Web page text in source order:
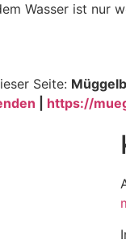
Wasser ist nur
Seite:
https://